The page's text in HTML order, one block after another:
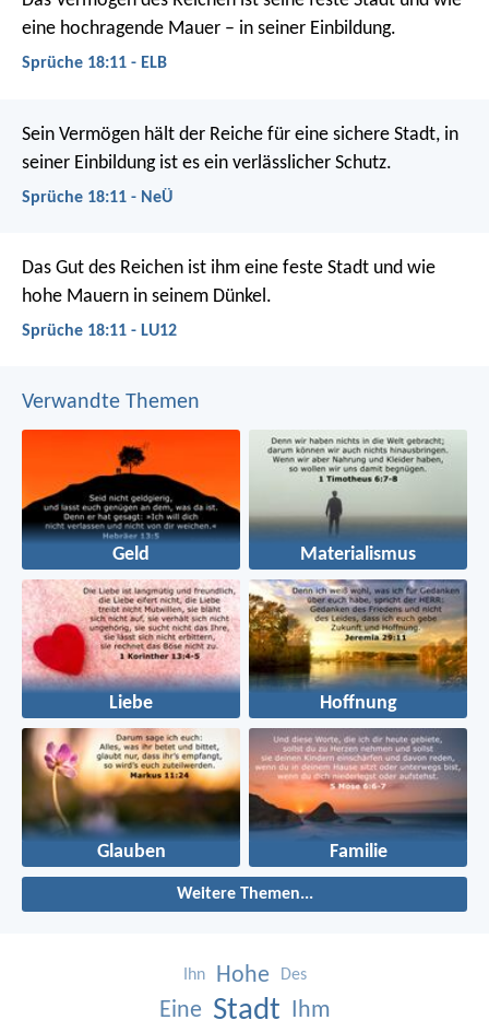
eine hochragende Mauer – in seiner Einbildung.
Sprüche 18:11 - ELB
Sein Vermögen hält der Reiche für eine sichere Stadt, in
seiner Einbildung ist es ein verlässlicher Schutz.
Sprüche 18:11 - NeÜ
Das Gut des Reichen ist ihm eine feste Stadt und wie
hohe Mauern in seinem Dünkel.
Sprüche 18:11 - LU12
Verwandte Themen
Geld Materialismus
Liebe Hoffnung
Glauben Familie
Weitere Themen...
Ihn Hohe Des
Eine Stadt Ihm